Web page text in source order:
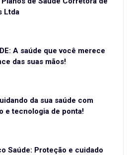
Ltda
A saúde que você merece
das suas mãos!
da sua saúde com
e tecnologia de ponta!
Saúde: Proteção e cuidado